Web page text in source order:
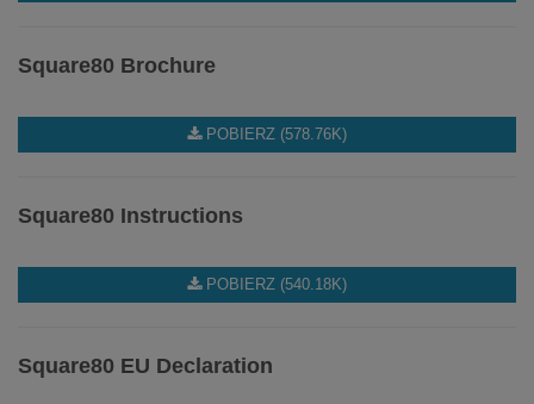
Square80 Brochure
POBIERZ (578.76K)
Square80 Instructions
POBIERZ (540.18K)
Square80 EU Declaration